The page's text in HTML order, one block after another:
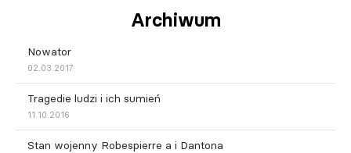
Archiwum
Nowator
02.03.2017
Tragedie ludzi i ich sumień
11.10.2016
Stan wojenny Robespierre a i Dantona